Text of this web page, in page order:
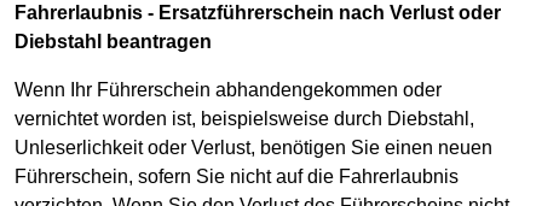
Fahrerlaubnis - Ersatzführerschein nach Verlust oder
Diebstahl beantragen
Wenn Ihr Führerschein abhandengekommen oder
vernichtet worden ist, beispielsweise durch Diebstahl,
Unleserlichkeit oder Verlust, benötigen Sie einen neuen
Führerschein, sofern Sie nicht auf die Fahrerlaubnis